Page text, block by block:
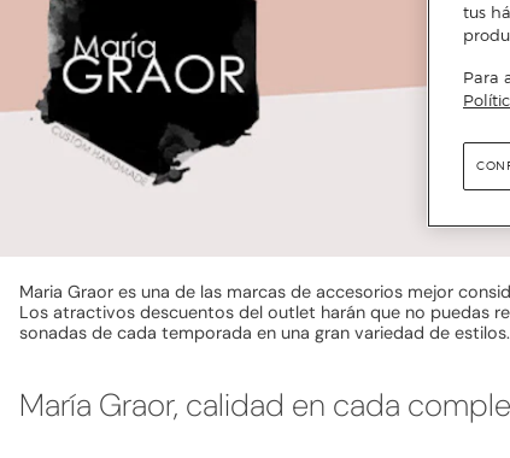
Maria Graor es una de las marcas de accesorios mejor
Los atractivos descuentos del outlet harán que no puedas
sonadas de cada temporada en una gran variedad de
María Graor, calidad en cada
tus
Para